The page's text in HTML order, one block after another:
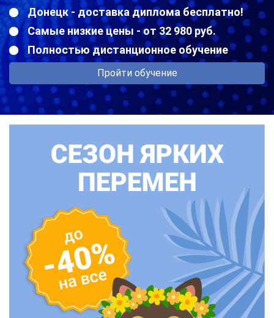
Донецк - доставка диплома бесплатно!
Самые низкие цены - от 32 980 руб.
Полностью дистанционное обучение
Пройти обучение